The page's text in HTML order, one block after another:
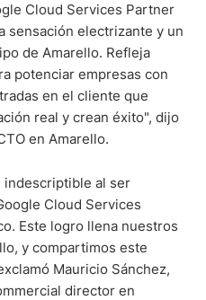
Cloud Services Partner
sensación electrizante y un
de Amarello. Refleja
potenciar empresas con
en el cliente que
real y crean éxito", dijo
en Amarello.
indescriptible al ser
Cloud Services
Este logro llena nuestros
y compartimos este
Mauricio Sánchez,
director en